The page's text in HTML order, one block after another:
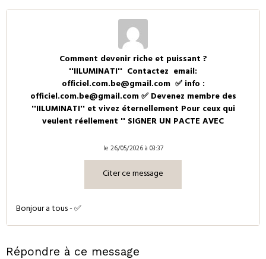
Comment devenir riche et puissant ?
''IILUMINATI'' Contactez email:
officiel.com.be@gmail.com ✅ info :
officiel.com.be@gmail.com ✅ Devenez membre des
''IILUMINATI'' et vivez éternellement Pour ceux qui
veulent réellement '' SIGNER UN PACTE AVEC
le 26/05/2026 à 03:37
Citer ce message
Bonjour a tous - ✅
Répondre à ce message